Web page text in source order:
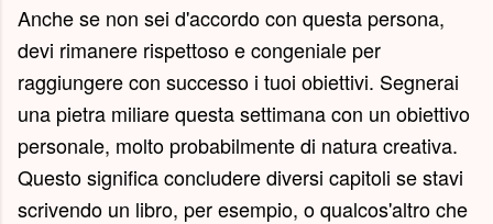
Anche se non sei d'accordo con questa persona,
devi rimanere rispettoso e congeniale per
raggiungere con successo i tuoi obiettivi. Segnerai
una pietra miliare questa settimana con un obiettivo
personale, molto probabilmente di natura creativa.
Questo significa concludere diversi capitoli se stavi
scrivendo un libro, per esempio, o qualcos'altro che